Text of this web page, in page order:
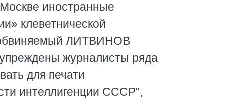
иностранные
клеветнической
обвиняемый ЛИТВИНОВ
журналисты ряда
для печати
интеллигенции СССР“,